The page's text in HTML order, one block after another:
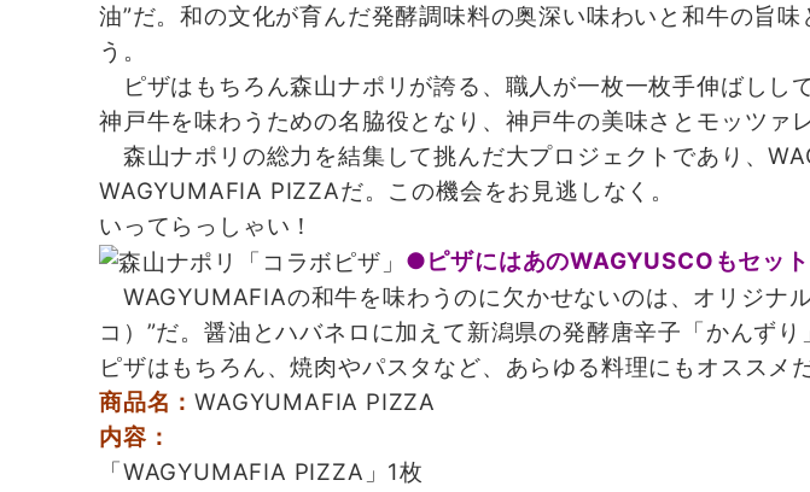
油”だ。和の文化が育んだ発酵調味料の奥深い味わいと和牛の旨
う。
ピザはもちろん森山ナポリが誇る、職人が一枚一枚手伸ばしし
神戸牛を味わうための名脇役となり、神戸牛の美味さとモッツァ
森山ナポリの総力を結集して挑んだ大プロジェクトであり、
WAGYUMAFIA PIZZAだ。この機会をお見逃しなく。
いってらっしゃい！
●ピザにはあのWAGYUSCOもセッ
WAGYUMAFIAの和牛を味わうのに欠かせないのは、オリジナ
コ）”だ。醤油とハバネロに加えて新潟県の発酵唐辛子「かんず
ピザはもちろん、焼肉やパスタなど、あらゆる料理にもオススメだ
商品名：WAGYUMAFIA PIZZA
内容：
「WAGYUMAFIA PIZZA」1枚